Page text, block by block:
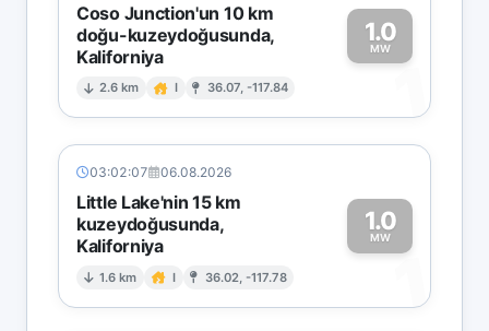
Coso Junction'un 10 km
doğu-kuzeydoğusunda,
Kaliforniya
2.6 km I 36.07, -117.84
1.0
MW
1
03:02:07 06.08.2026
Little Lake'nin 15 km
kuzeydoğusunda,
Kaliforniya
1.6 km I 36.02, -117.78
1.0
MW
1